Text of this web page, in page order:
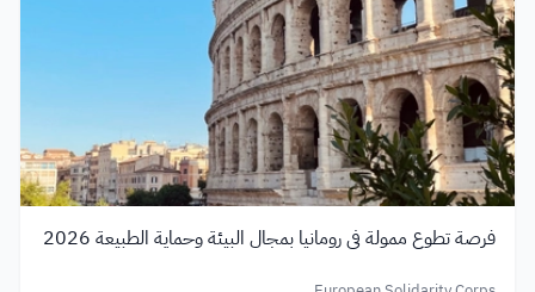
فرصة تطوع ممولة في رومانيا بمجال البيئة وحماية الطبيعة 2026